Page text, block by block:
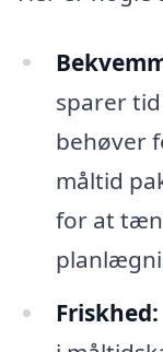
sparer
behøver
måltid
for at
Friskhed: